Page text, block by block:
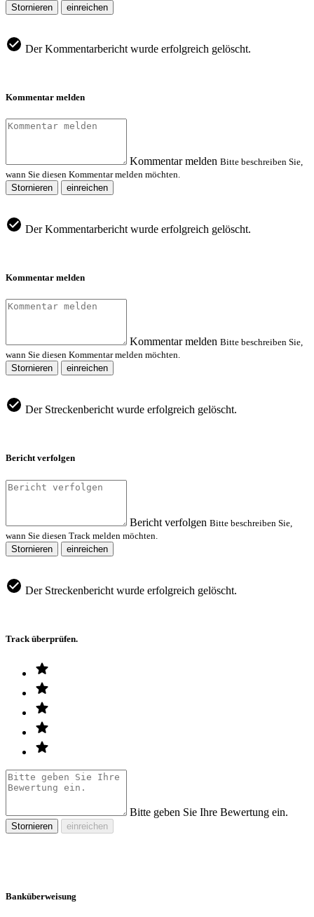
Stornieren einreichen
Der Kommentarbericht wurde erfolgreich gelöscht.
Kommentar melden
Kommentar melden Bitte beschreiben Sie,
wann Sie diesen Kommentar melden möchten.
Stornieren
einreichen
Der Kommentarbericht wurde erfolgreich gelöscht.
Kommentar melden
Kommentar melden Bitte beschreiben Sie,
wann Sie diesen Kommentar melden möchten.
Stornieren
einreichen
Der Streckenbericht wurde erfolgreich gelöscht.
Bericht verfolgen
Bericht verfolgen Bitte beschreiben Sie,
wann Sie diesen Track melden möchten.
Stornieren
einreichen
Der Streckenbericht wurde erfolgreich gelöscht.
Track überprüfen.
Bitte geben Sie Ihre Bewertung ein.
Stornieren einreichen
Banküberweisung